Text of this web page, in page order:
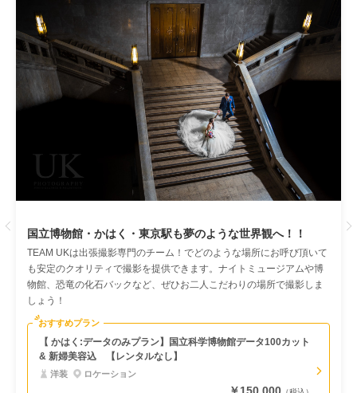
Previous
国立博物館・かはく・東京駅も夢のような世界観へ！！
TEAM UKは出張撮影専門のチーム！でどのような場所にお呼び頂いて
も安定のクオリティで撮影を提供できます。ナイトミュージアムや博
物館、恐竜の化石バックなど、ぜひお二人こだわりの場所で撮影しま
しょう！
おすすめプラン
【 かはく:データのみプラン】国立科学博物館データ100カット
& 新婦美容込 【レンタルなし】
洋装 ロケーション
￥150,000